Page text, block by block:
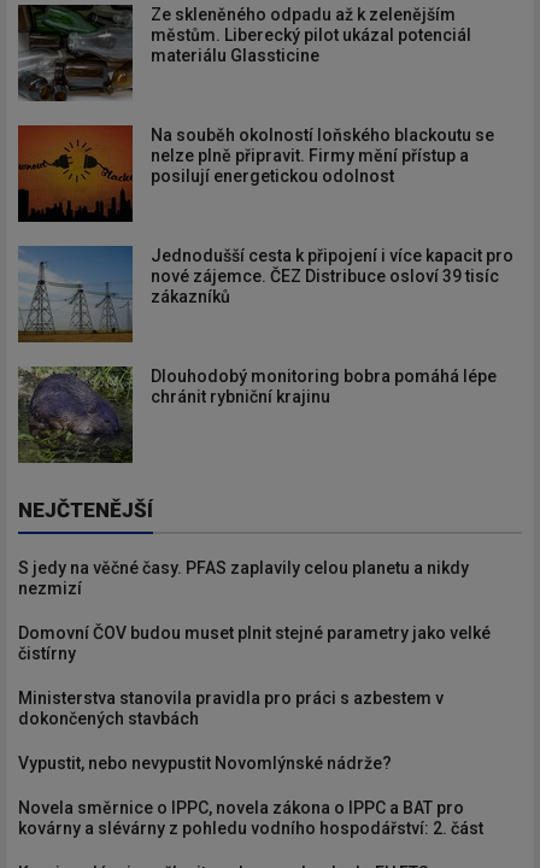
Ze skleněného odpadu až k zelenějším
městům. Liberecký pilot ukázal potenciál
materiálu Glassticine
Na souběh okolností loňského blackoutu se
nelze plně připravit. Firmy mění přístup a
posilují energetickou odolnost
Jednodušší cesta k připojení i více kapacit pro
nové zájemce. ČEZ Distribuce osloví 39 tisíc
zákazníků
Dlouhodobý monitoring bobra pomáhá lépe
chránit rybniční krajinu
NEJČTENĚJŠÍ
S jedy na věčné časy. PFAS zaplavily celou planetu a nikdy
nezmizí
Domovní ČOV budou muset plnit stejné parametry jako velké
čistírny
Ministerstva stanovila pravidla pro práci s azbestem v
dokončených stavbách
Vypustit, nebo nevypustit Novomlýnské nádrže?
Novela směrnice o IPPC, novela zákona o IPPC a BAT pro
kovárny a slévárny z pohledu vodního hospodářství: 2. část